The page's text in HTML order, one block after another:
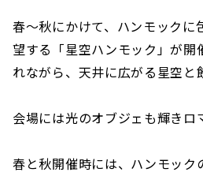
春〜秋にかけて、ハンモックに
望する「星空ハンモック」が開
れながら、天井に広がる星空と
会場には光のオブジェも輝きロ
春と秋開催時には、ハンモック